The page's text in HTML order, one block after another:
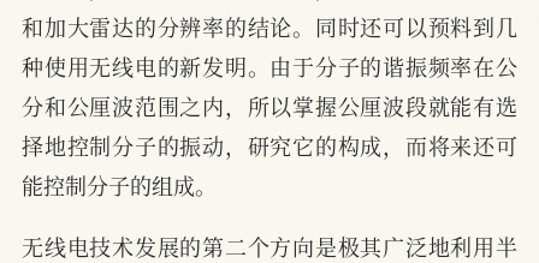
和加大雷达的分辨率的结论。同时还可以预料到几
种使用无线电的新发明。由于分子的谐振频率在公
分和公厘波范围之内，所以掌握公厘波段就能有选
择地控制分子的振动，研究它的构成，而将来还可
能控制分子的组成。
无线电技术发展的第二个方向是极其广泛地利用半